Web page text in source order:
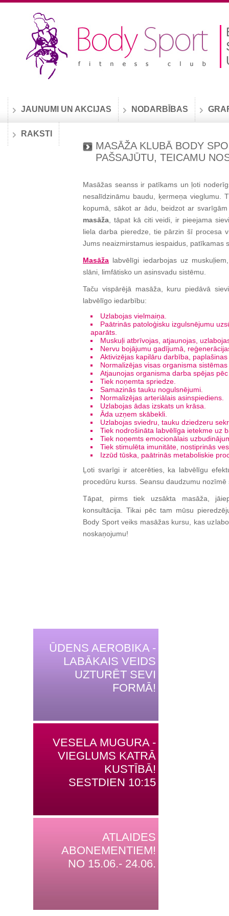
JAUNUMI UN AKCIJAS NODARBĪBAS
RAKSTI
MASĀŽA KLUBĀ BODY
PAŠSAJŪTU, TEICAMU
Masāžas seanss ir patīkams un ļoti
nesalīdzināmu baudu, ķermeņa vieglumu.
kopumā, sākot ar ādu, beidzot ar
masāža , tāpat kā citi veidi, ir pieejama
liela darba pieredze, tie pārzin šī procesa
Jums neaizmirstamus iespaidus, patīkamas
Masāža labvēlīgi iedarbojas uz
slāni, limfātisko un asinsvadu sistēmu.
Taču vispārējā masāža, kuru piedāvā
labvēlīgo iedarbību:
Uzlabojas vielmaiņa.
Paātrinās patoloģisku izgulsnējumu
aparāts.
Muskuļi atbrīvojas, atjaunojas,
Nervu bojājumu gadījumā,
Aktivizējas kapilāru darbība,
Normalizējas visas organisma
Atjaunojas organisma darba spējas
Tiek noņemta spriedze.
Samazinās tauku nogulsnējumi.
Normalizējas arteriālais asinspiediens.
Uzlabojas ādas izskats un krāsa.
Āda uzņem skābekli.
Uzlabojas sviedru, tauku dziedzeru
Tiek nodrošināta labvēlīga ietekme uz
Tiek noņemts emocionālais
Tiek stimulēta imunitāte, nostiprinās
Izzūd tūska, paātrinās metaboliskie
Ļoti svarīgi ir atcerēties, ka labvēlīgu
procedūru kurss. Seansu daudzumu
Tāpat, pirms tiek uzsākta masāža,
konsultācija. Tikai pēc tam mūsu
Body Sport veiks masāžas kursu, kas
noskaņojumu!
ŪDENS AEROBIKA -
LABĀKAIS VEIDS
UZTURĒT SEVI
FORMĀ!
VESELA MUGURA -
VIEGLUMS KATRĀ
KUSTĪBĀ!
SESTDIEN 10:15
ATLAIDES
ABONEMENTIEM!
NO 15.06.- 24.06.